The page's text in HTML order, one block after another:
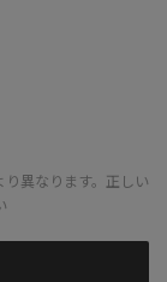
異なります。正しい